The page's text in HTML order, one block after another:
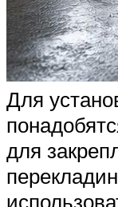
Для
для